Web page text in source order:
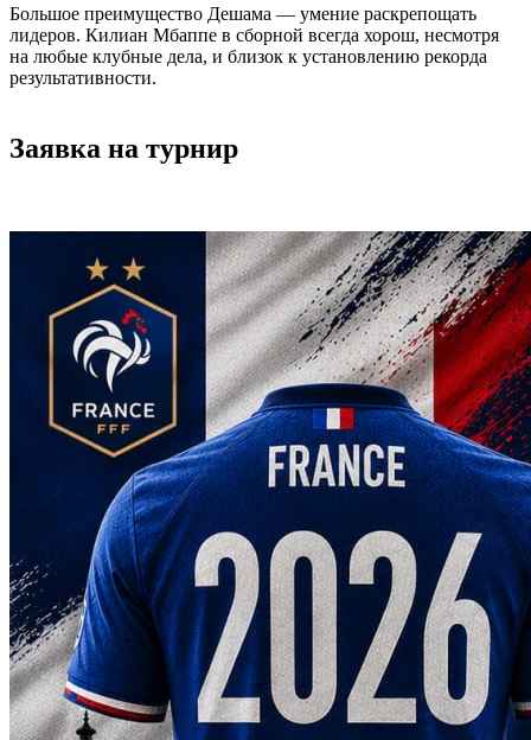
Большое преимущество Дешама — умение раскрепощать
лидеров. Килиан Мбаппе в сборной всегда хорош, несмотря
на любые клубные дела, и близок к установлению рекорда
результативности.
Заявка на турнир